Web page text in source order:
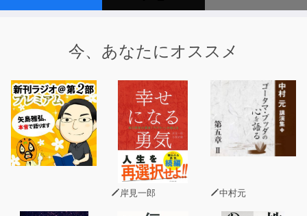
未来は本当に正しいのだろうかーー。心揺れる中、ついに
ョータイムで！ 「にぃに、れーと、ずっと、一緒にいて
ね？」「君の幸せは、この先も私が守る！」 心も体も成
長真っ盛り！ 幼い兄弟の領地経営ファンタジー第7巻！
（C） 2022 Yashiro （P） TO Books.
今、あなたにオススメ
岸見一郎 中村元